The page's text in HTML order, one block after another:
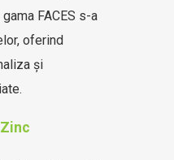
FACES s-a
oferind
și